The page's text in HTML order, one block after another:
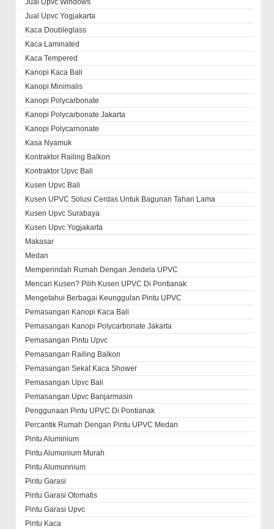
Jual Upvc Windows
Jual Upvc Yogjakarta
Kaca Doubleglass
Kaca Laminated
Kaca Tempered
Kanopi Kaca Bali
Kanopi Minimalis
Kanopi Polycarbonate
Kanopi Polycarbonate Jakarta
Kanopi Polycarnonate
Kasa Nyamuk
Kontraktor Railing Balkon
Kontraktor Upvc Bali
Kusen Upvc Bali
Kusen UPVC Solusi Cerdas Untuk Bagunan Tahan Lama
Kusen Upvc Surabaya
Kusen Upvc Yogjakarta
Makasar
Medan
Memperindah Rumah Dengan Jendela UPVC
Mencari Kusen? Pilih Kusen UPVC Di Pontianak
Mengetahui Berbagai Keunggulan Pintu UPVC
Pemasangan Kanopi Kaca Bali
Pemasangan Kanopi Polycarbonate Jakarta
Pemasangan Pintu Upvc
Pemasangan Railing Balkon
Pemasangan Sekat Kaca Shower
Pemasangan Upvc Bali
Pemasangan Upvc Banjarmasin
Penggunaan Pintu UPVC Di Pontianak
Percantik Rumah Dengan Pintu UPVC Medan
Pintu Aluminium
Pintu Alumunium Murah
Pintu Alumunnium
Pintu Garasi
Pintu Garasi Otomatis
Pintu Garasi Upvc
Pintu Kaca